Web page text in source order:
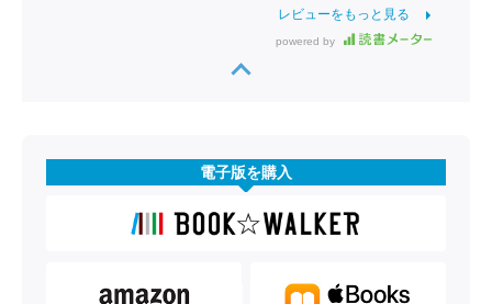
レビューをもっと見る
powered by
電子版を購入